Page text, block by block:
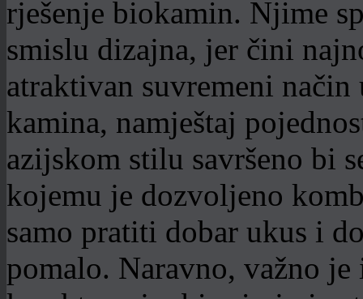
rješenje biokamin. Njime
smislu dizajna, jer čini
atraktivan suvremeni
kamina, namještaj
azijskom stilu savršeno bi
kojemu je dozvoljeno
samo pratiti dobar ukus i
pomalo. Naravno, važno